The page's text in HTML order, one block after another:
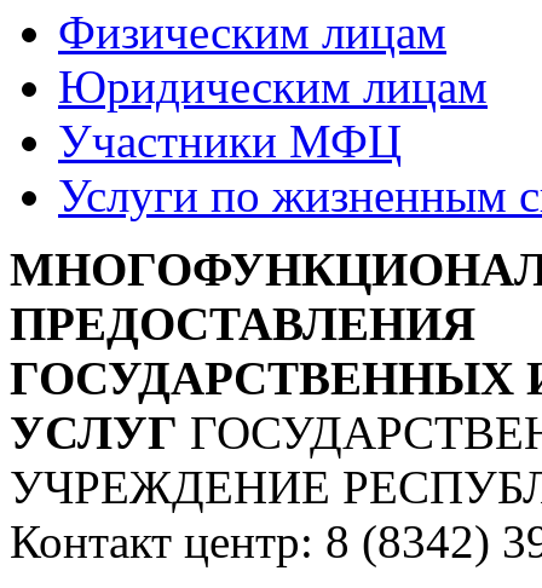
Физическим лицам
Юридическим лицам
Участники МФЦ
Услуги по жизненным
ПРЕДОСТАВЛЕНИЯ
УСЛУГ
УЧРЕЖДЕНИЕ
Контакт центр: 8 (8342)